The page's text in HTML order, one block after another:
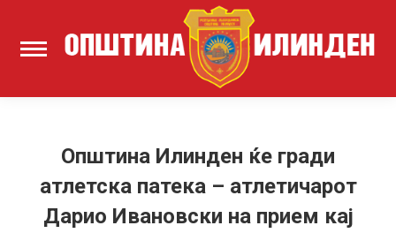
Општина Илинден ќе гради
атлетска патека – атлетичарот
Дарио Ивановски на прием кај